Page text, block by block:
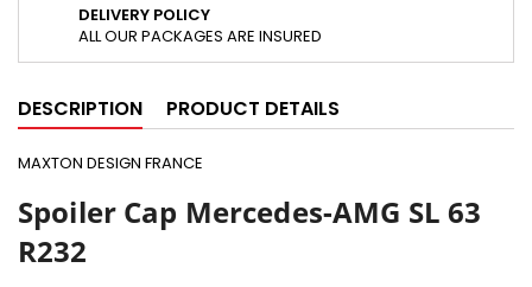
DELIVERY POLICY
ALL OUR PACKAGES ARE INSURED
DESCRIPTION PRODUCT DETAILS
MAXTON DESIGN FRANCE
Spoiler Cap Mercedes-AMG SL 63
R232